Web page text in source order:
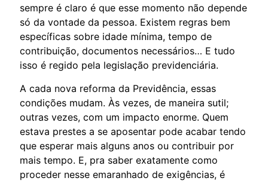
sempre é claro é que esse momento não depende
só da vontade da pessoa. Existem regras bem
específicas sobre idade mínima, tempo de
contribuição, documentos necessários… E tudo
isso é regido pela legislação previdenciária.
A cada nova reforma da Previdência, essas
condições mudam. Às vezes, de maneira sutil;
outras vezes, com um impacto enorme. Quem
estava prestes a se aposentar pode acabar tendo
que esperar mais alguns anos ou contribuir por
mais tempo. E, pra saber exatamente como
proceder nesse emaranhado de exigências, é